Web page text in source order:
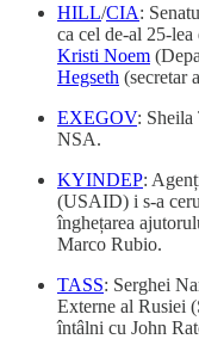
HILL/CIA:
ca cel de-al 25-
Kristi Noem
Hegseth (secretar
EXEGOV: Sheila
NSA.
KYINDEP:
(USAID) i s-a
înghețarea
Marco Rubio.
TASS: Serghei
Externe al Rusiei
întâlni cu John